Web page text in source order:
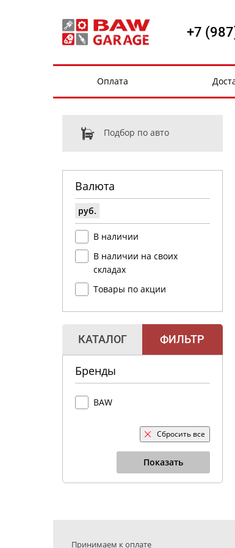
+7
Оплата
Подбор по авто
Валюта
руб.
В наличии
В наличии на своих
складах
Товары по акции
КАТАЛОГ ФИЛЬТР
Бренды
BAW
Сбросить все
Показать
Принимаем к оплате